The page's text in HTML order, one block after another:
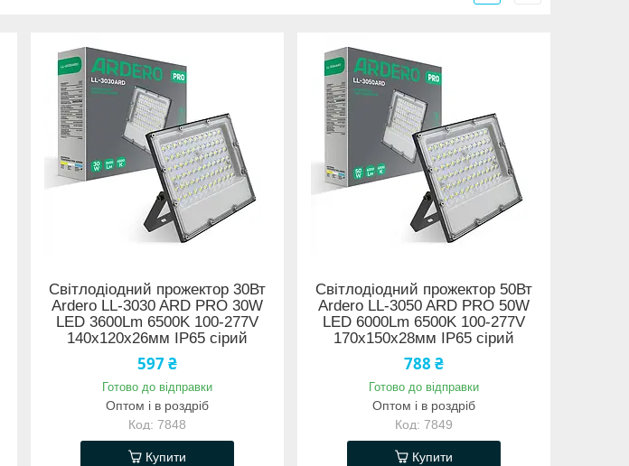
Світлодіодний прожектор 30Вт
Ardero LL-3030 ARD PRO 30W
LED 3600Lm 6500K 100-277V
140х120х26мм IP65 сірий
597 ₴
Готово до відправки
Оптом і в роздріб
7848
Купити
Світлодіодний прожектор 50Вт
Ardero LL-3050 ARD PRO 50W
LED 6000Lm 6500K 100-277V
170х150х28мм IP65 сірий
788 ₴
Готово до відправки
Оптом і в роздріб
7849
Купити